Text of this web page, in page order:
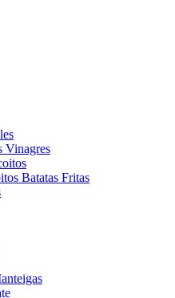
Vinagres
Batatas Fritas